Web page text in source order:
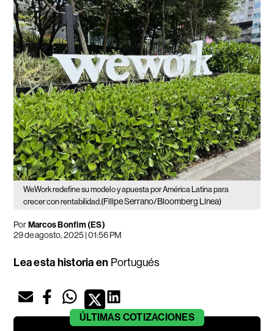
WeWork redefine su modelo y apuesta por América Latina para
crecer con rentabilidad.(Filipe Serrano/Bloomberg Línea)
PorMarcos Bonfim (ES)
29 de agosto, 2025 | 01:56 PM
Lea esta historia en Portugués
ÚLTIMAS COTIZACIONES